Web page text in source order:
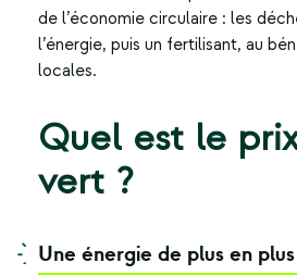
de l’économie circulaire : les
l’énergie, puis un fertilisant, au
locales.
Quel est le
vert ?
Une énergie de plus en